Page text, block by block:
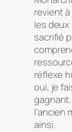
revient
les
sacrifié
réflexe
oui, je
l’ancien
ainsi.